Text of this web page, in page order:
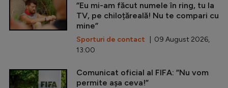
”Eu mi-am făcut numele în ring, tu la
TV, pe chiloțăreală! Nu te compari cu
mine”
Sporturi de contact | 09 August 2026,
13:00
Comunicat oficial al FIFA: ”Nu vom
permite așa ceva!”